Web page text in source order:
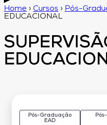
Home › Cursos › Pós-
EDUCACIONAL
Pós-Graduação
EAD